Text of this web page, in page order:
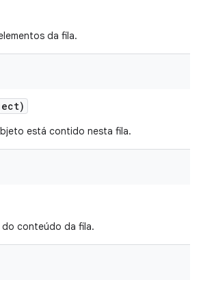
da fila.
está contido nesta fila.
do conteúdo da fila.